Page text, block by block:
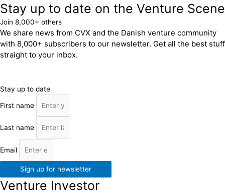
Stay up to date on the Venture Scene
Join 8,000+ others
We share news from CVX and the Danish venture community
with 8,000+ subscribers to our newsletter. Get all the best stuff
straight to your inbox.
Stay up to date
First name
Last name
Email
Sign up for newsletter
Venture Investor